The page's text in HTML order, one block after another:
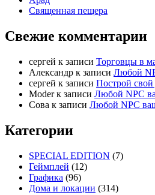
Священная пещера
Свежие комментарии
cергей к записи Торговцы в
Александр к записи Любой
cергей к записи Построй
Moderк записи Любой NPC
Сова к записи Любой NPC
Категории
SPECIAL EDITION (7)
Геймплей (12)
Графика (96)
Дома и локации (314)